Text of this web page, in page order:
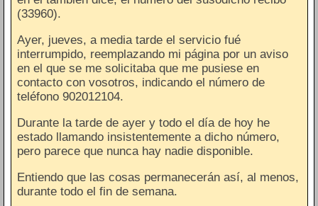
(33960).
Ayer, jueves, a media tarde el servicio fué
interrumpido, reemplazando mi página por un aviso
en el que se me solicitaba que me pusiese en
contacto con vosotros, indicando el número de
teléfono 902012104.
Durante la tarde de ayer y todo el día de hoy he
estado llamando insistentemente a dicho número,
pero parece que nunca hay nadie disponible.
Entiendo que las cosas permanecerán así, al menos,
durante todo el fin de semana.